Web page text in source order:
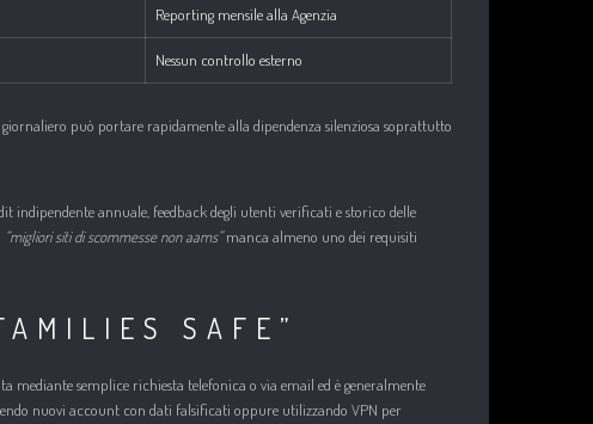
Reporting mensile alla Agenzia
Nessun controllo esterno
può portare rapidamente alla dipendenza silenziosa soprattutto
indipendente annuale, feedback degli utenti verificati e storico delle
“migliori siti di scommesse non aams”manca almeno uno dei requisiti
SAFE”
mediante semplice richiesta telefonica o via email ed è generalmente
nuovi account con dati falsificati oppure utilizzando VPN per